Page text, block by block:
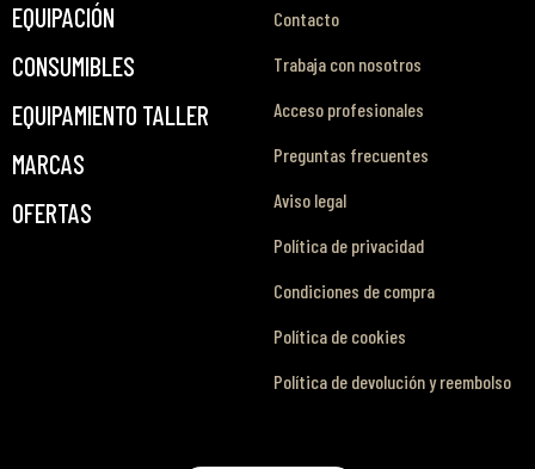
EQUIPACIÓN
CONSUMIBLES
EQUIPAMIENTO TALLER
MARCAS
OFERTAS
Contacto
Trabaja con nosotros
Acceso profesionales
Preguntas frecuentes
Aviso legal
Política de privacidad
Condiciones de compra
Política de cookies
Política de devolución y reembolso